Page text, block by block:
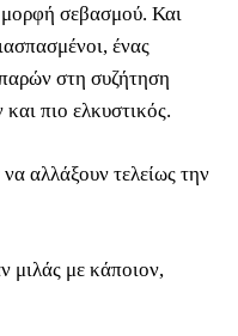
μορφή σεβασμού. Και
ένας
στη συζήτηση
πιο ελκυστικός.
αλλάξουν τελείως την
μιλάς με κάποιον,